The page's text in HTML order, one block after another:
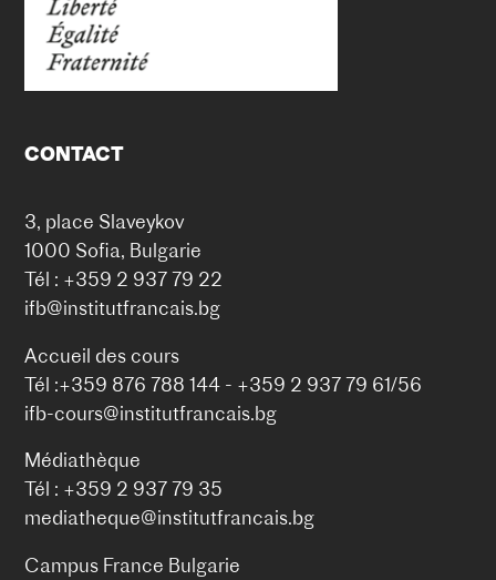
CONTACT
3, place Slaveykov
1000 Sofia, Bulgarie
Tél : +359 2 937 79 22
ifb@institutfrancais.bg
Accueil des cours
Tél :+359 876 788 144 - +359 2 937 79 61/56
ifb-cours@institutfrancais.bg
Médiathèque
Tél : +359 2 937 79 35
mediatheque@institutfrancais.bg
Campus France Bulgarie